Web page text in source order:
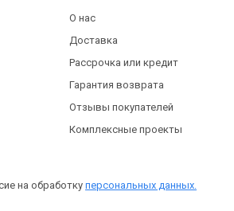
О нас
Доставка
Рассрочка или кредит
Гарантия возврата
Отзывы покупателей
Комплексные проекты
на обработку персональных данных.